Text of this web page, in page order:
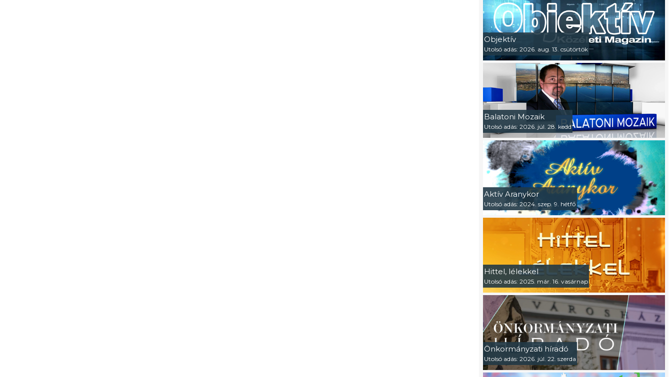
Objektív
Utolsó adás: 2026. aug. 13. csütörtök
Balatoni Mozaik
Utolsó adás: 2026. júl. 28. kedd
Aktív Aranykor
Utolsó adás: 2024. szep. 9. hétfő
Hittel, lélekkel
Utolsó adás: 2025. már. 16. vasárnap
Önkormányzati híradó
Utolsó adás: 2026. júl. 22. szerda